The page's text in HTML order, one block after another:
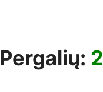
Pergalių: 2